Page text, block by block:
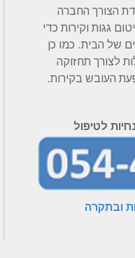
הצורך החברה
גגות וקירות כדי
של הבית. כמו כן
לצורך תחזוקה
העובש בקירות.
לטיפול
ובתקרה